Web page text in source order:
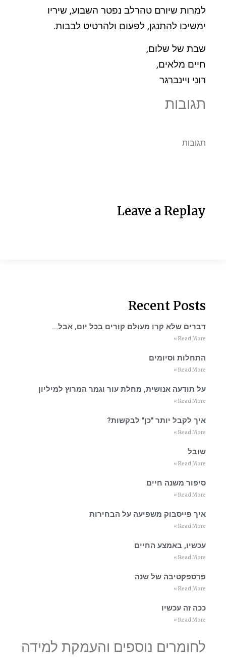
למרות שיורם טהרלב נפטר השבוע, שיריו
ימשיכו להתנגן, לפעום ולהרטיט לבבות.
שבת של שלום,
חיים מלאים,
רוני ויינברגר
תגובות
תגובות
Leave a Replay
Recent Posts
דברים שלא קרו מעולם קורים בכל יום, אבל…
Read More »
התחלות וסיומים
Read More »
על תודעה אנושית, מחלת עור וגמר המרוץ למיליון
Read More »
איך לקבל יותר "כן" לבקשות?
Read More »
שובל
Read More »
סיפור משנה חיים
Read More »
איך פייסבוק משפיעה על הבחירות
Read More »
עכשיו, באמצע החיים
Read More »
פרספקטיבה של שנה
Read More »
ככה זה עכשיו
Read More »
לחומרים נוספים והעמקת למידה